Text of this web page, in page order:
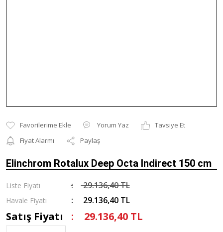
Yorum Yaz
Tavsiye Et
Fiyat Alarmı
Paylaş
Elinchrom Rotalux Deep Octa Indirect 150 cm
Liste Fiyatı 29.136,40 TL
Havale Fiyatı 29.136,40 TL
Satış Fiyatı 29.136,40 TL